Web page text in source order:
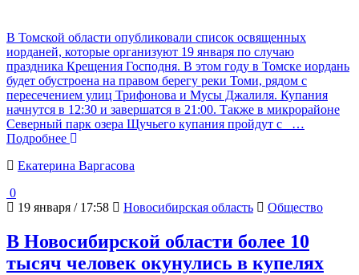
В Томской области опубликовали список освященных
иорданей, которые организуют 19 января по случаю
праздника Крещения Господня. В этом году в Томске иордань
будет обустроена на правом берегу реки Томи, рядом с
пересечением улиц Трифонова и Мусы Джалиля. Купания
начнутся в 12:30 и завершатся в 21:00. Также в микрорайоне
Северный парк озера Щучьего купания пройдут с
…
Подробнее
Екатерина Варгасова
0
19 января / 17:58
Новосибирская область Общество
В Новосибирской области более 10
тысяч человек окунулись в купелях